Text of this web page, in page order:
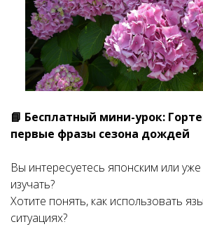
📘 Бесплатный мини-урок:
первые фразы сезона дождей
Вы интересуетесь японским или
изучать?
Хотите понять, как использовать
ситуациях?